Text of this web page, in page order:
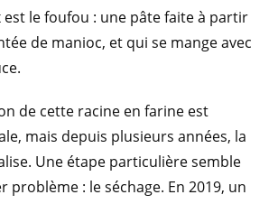
le foufou : une pâte faite à partir
de manioc, et qui se mange avec
de cette racine en farine est
mais depuis plusieurs années, la
Une étape particulière semble
problème : le séchage. En 2019, un